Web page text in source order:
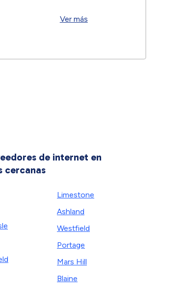
Ver más
de internet en
cercanas
Limestone
Ashland
Westfield
Portage
Mars Hill
Blaine